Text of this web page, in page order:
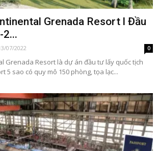
Grenada Resort l Đầu
2...
07/2022 0
Grenada Resort là dự án đầu tư lấy quốc tịch
5 sao có quy mô 150 phòng, tọa lạc...